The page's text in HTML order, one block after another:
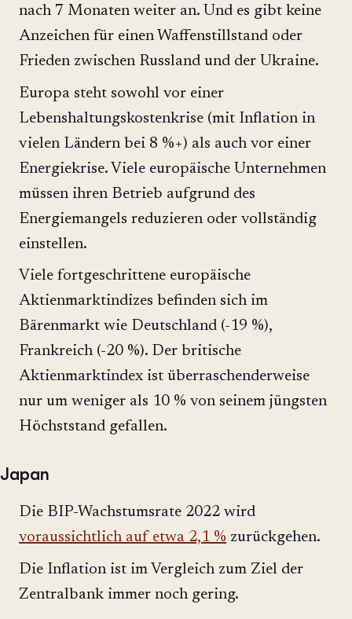
nach 7 Monaten weiter an. Und es gibt keine
Anzeichen für einen Waffenstillstand oder
Frieden zwischen Russland und der Ukraine.
Europa steht sowohl vor einer
Lebenshaltungskostenkrise (mit Inflation in
vielen Ländern bei 8 %+) als auch vor einer
Energiekrise. Viele europäische Unternehmen
müssen ihren Betrieb aufgrund des
Energiemangels reduzieren oder vollständig
einstellen.
Viele fortgeschrittene europäische
Aktienmarktindizes befinden sich im
Bärenmarkt wie Deutschland (-19 %),
Frankreich (-20 %). Der britische
Aktienmarktindex ist überraschenderweise
nur um weniger als 10 % von seinem jüngsten
Höchststand gefallen.
Japan
Die BIP-Wachstumsrate 2022 wird
voraussichtlich auf etwa 2,1 % zurückgehen.
Die Inflation ist im Vergleich zum Ziel der
Zentralbank immer noch gering.